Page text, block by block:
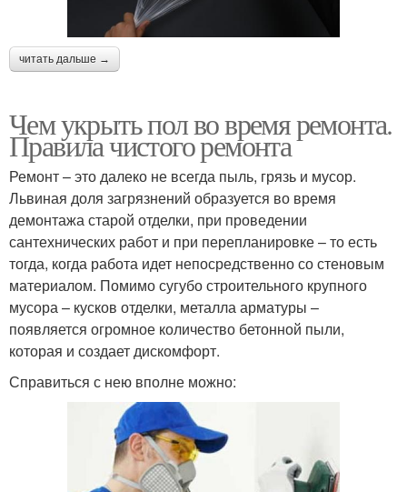
читать дальше →
Чем укрыть пол во время ремонта.
Правила чистого ремонта
Ремонт – это далеко не всегда пыль, грязь и мусор.
Львиная доля загрязнений образуется во время
демонтажа старой отделки, при проведении
сантехнических работ и при перепланировке – то есть
тогда, когда работа идет непосредственно со стеновым
материалом. Помимо сугубо строительного крупного
мусора – кусков отделки, металла арматуры –
появляется огромное количество бетонной пыли,
которая и создает дискомфорт.
Справиться с нею вполне можно: